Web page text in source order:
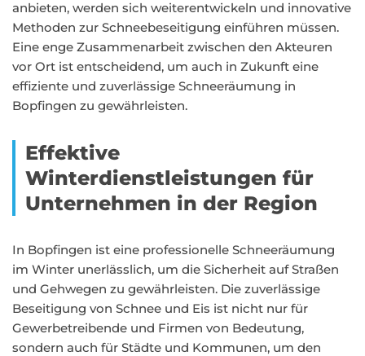
anbieten, werden sich weiterentwickeln und innovative
Methoden zur Schneebeseitigung einführen müssen.
Eine enge Zusammenarbeit zwischen den Akteuren
vor Ort ist entscheidend, um auch in Zukunft eine
effiziente und zuverlässige Schneeräumung in
Bopfingen zu gewährleisten.
Effektive
Winterdienstleistungen für
Unternehmen in der Region
In Bopfingen ist eine professionelle Schneeräumung
im Winter unerlässlich, um die Sicherheit auf Straßen
und Gehwegen zu gewährleisten. Die zuverlässige
Beseitigung von Schnee und Eis ist nicht nur für
Gewerbetreibende und Firmen von Bedeutung,
sondern auch für Städte und Kommunen, um den